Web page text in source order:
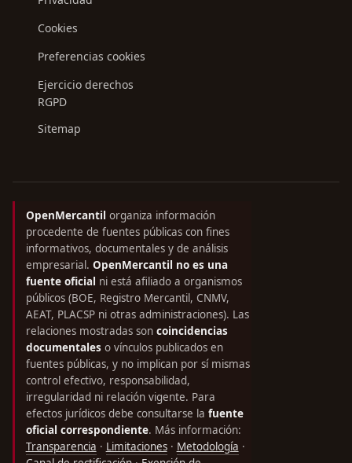
Cookies
Preferencias cookies
Ejercicio derechos
RGPD
Sitemap
OpenMercantil organiza información
procedente de fuentes públicas con fines
informativos, documentales y de análisis
empresarial. OpenMercantil no es una
fuente oficial ni está afiliado a organismos
públicos (BOE, Registro Mercantil, CNMV,
AEAT, PLACSP ni otras administraciones). Las
relaciones mostradas son coincidencias
documentaleso vínculos publicados en
fuentes públicas, y no implican por sí mismas
control efectivo, responsabilidad,
irregularidad ni relación vigente. Para
efectos jurídicos debe consultarse la fuente
oficial correspondiente. Más información:
Transparencia · Limitaciones· Metodología ·